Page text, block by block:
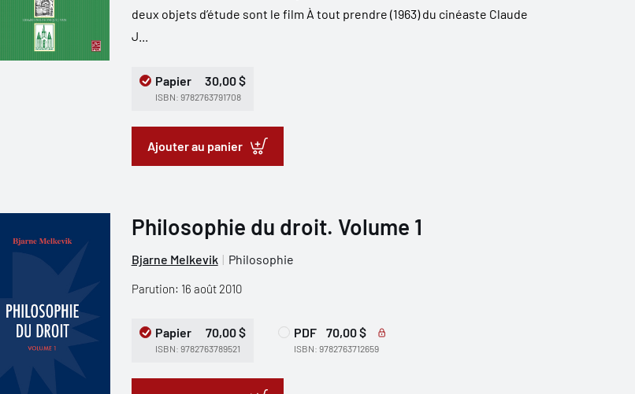
deux objets d’étude sont le film À tout prendre (1963) du cinéaste Claude
J...
Papier 30,00 $
ISBN: 9782763791708
Ajouter au panier
Philosophie du droit. Volume 1
Bjarne Melkevik Philosophie
Parution: 16 août 2010
Papier 70,00 $
ISBN: 9782763789521
PDF 70,00 $
ISBN: 9782763712659